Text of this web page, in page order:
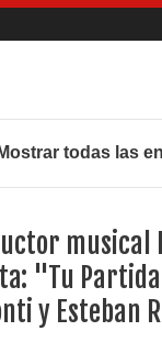
Mostrar todas las
musical
"Tu
y Esteban